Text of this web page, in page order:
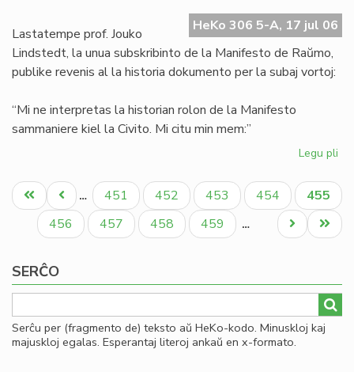
HeKo 306 5-A, 17 jul 06
Lastatempe prof. Jouko
Lindstedt, la unua subskribinto de la Manifesto de Raŭmo,
publike revenis al la historia dokumento per la subaj vortoj:
“Mi ne interpretas la historian rolon de la Manifesto
sammaniere kiel la Civito. Mi citu min mem:”
Legu pli
en
la
Pagination
Unua
paĝo
Antaŭa
paĝo
… Paĝo
451 Paĝo
452 Paĝo
453 Paĝo
454
Aktuala
paĝo
455
Paĝo
456 Paĝo
457 Paĝo
458 Paĝo
459 …
Last
page
Next
page
SERĈO
Serĉu per (fragmento de) teksto aŭ HeKo-kodo. Minuskloj kaj
majuskloj egalas. Esperantaj literoj ankaŭ en x-formato.